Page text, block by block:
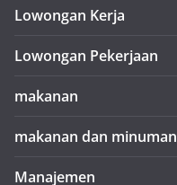
Lowongan Kerja
Lowongan Pekerjaan
makanan
makanan dan minuman
Manajemen